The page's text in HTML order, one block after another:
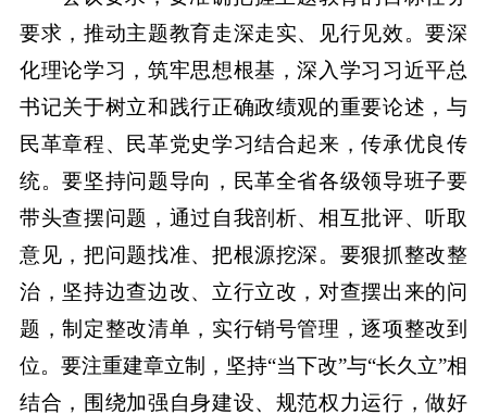
要求，推动主题教育走深走实、见行见效。要深
化理论学习，筑牢思想根基，深入学习习近平总
书记关于树立和践行正确政绩观的重要论述，与
民革章程、民革党史学习结合起来，传承优良传
统。要坚持问题导向，民革全省各级领导班子要
带头查摆问题，通过自我剖析、相互批评、听取
意见，把问题找准、把根源挖深。要狠抓整改整
治，坚持边查边改、立行立改，对查摆出来的问
题，制定整改清单，实行销号管理，逐项整改到
位。要注重建章立制，坚持“当下改”与“长久立”相
结合，围绕加强自身建设、规范权力运行，做好